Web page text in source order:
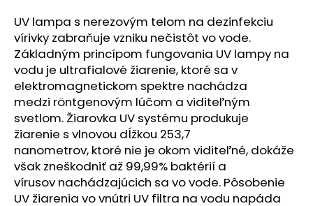
UV lampa s nerezovým telom na dezinfekciu
vírivky zabraňuje vzniku nečistôt vo vode.
Základným princípom fungovania UV lampy na
vodu je ultrafialové žiarenie, ktoré sa v
elektromagnetickom spektre nachádza
medzi röntgenovým lúčom a viditeľným
svetlom. Žiarovka UV systému produkuje
žiarenie s vlnovou dĺžkou 253,7
nanometrov, ktoré nie je okom viditeľné, dokáže
však zneškodniť až 99,99% baktérií a
vírusov nachádzajúcich sa vo vode. Pôsobenie
UV žiarenia vo vnútri UV filtra na vodu napáda
á
j
s
ť
?
HĽADAŤ